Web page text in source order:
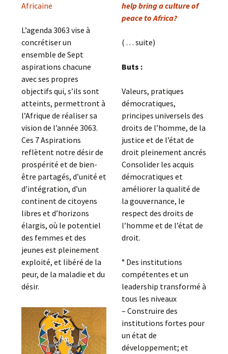
Africaine
L’agenda 3063 vise à
concrétiser un
ensemble de Sept
aspirations chacune
avec ses propres
objectifs qui, s’ils sont
atteints, permettront à
l’Afrique de réaliser sa
vision de l’année 3063.
Ces 7 Aspirations
reflètent notre désir de
prospérité et de bien-
être partagés, d’unité et
d’intégration, d’un
continent de citoyens
libres et d’horizons
élargis, où le potentiel
des femmes et des
jeunes est pleinement
exploité, et libéré de la
peur, de la maladie et du
désir.
help bring a culture of
peace to Africa?
( . . . suite)
Buts :
Valeurs, pratiques
démocratiques,
principes universels des
droits de l’homme, de la
justice et de l’état de
droit pleinement ancrés
Consolider les acquis
démocratiques et
améliorer la qualité de
la gouvernance, le
respect des droits de
l’homme et de l’état de
droit.
° Des institutions
compétentes et un
leadership transformé à
tous les niveaux
– Construire des
institutions fortes pour
un état de
développement; et